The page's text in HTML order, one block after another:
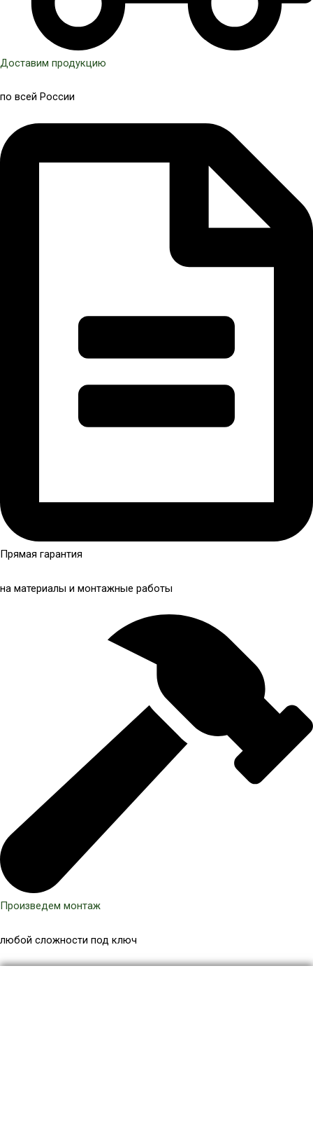
Доставим продукцию
по всей России
Прямая гарантия
на материалы и монтажные работы
Произведем монтаж
любой сложности под ключ